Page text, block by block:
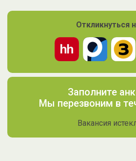
Откликнуться
Заполните
Мы перезвоним в
Вакансия